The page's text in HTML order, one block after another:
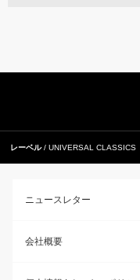
レーベル UNIVERSAL CLASSICS
ニュースレター
会社概要